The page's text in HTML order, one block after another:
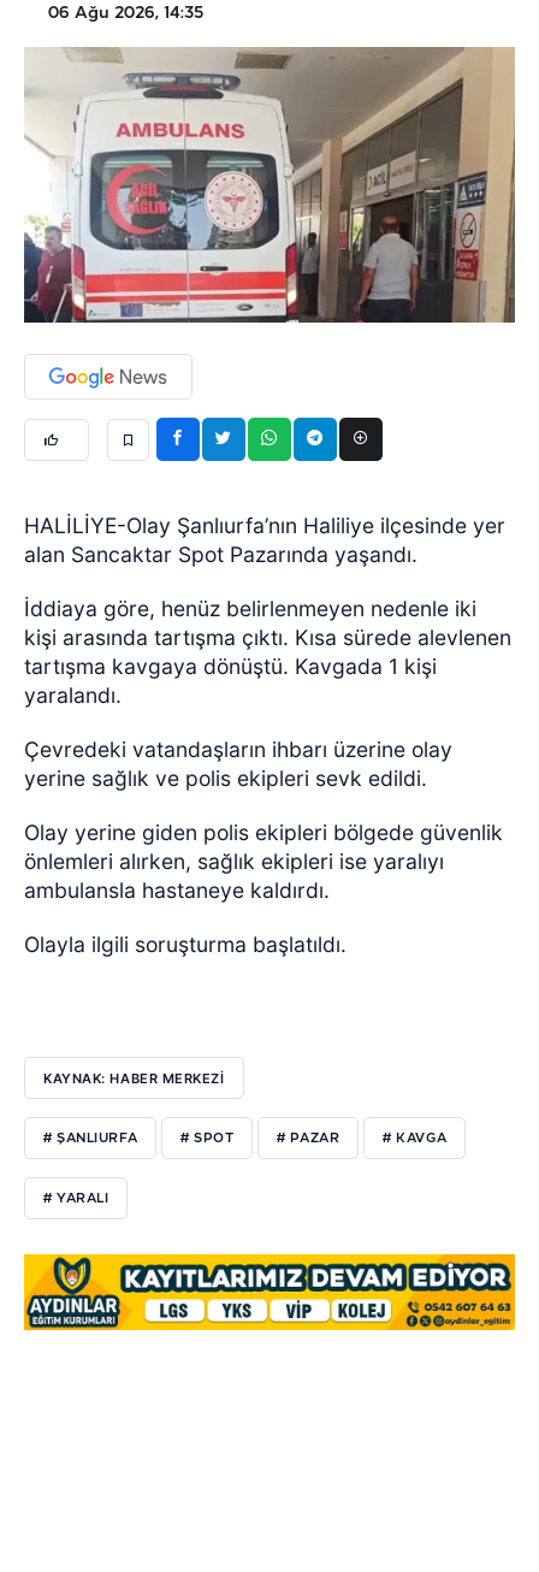
06 Ağu 2026, 14:35
HALİLİYE-Olay Şanlıurfa’nın Haliliye ilçesinde yer
alan Sancaktar Spot Pazarında yaşandı.
İddiaya göre, henüz belirlenmeyen nedenle iki
kişi arasında tartışma çıktı. Kısa sürede alevlenen
tartışma kavgaya dönüştü. Kavgada 1 kişi
yaralandı.
Çevredeki vatandaşların ihbarı üzerine olay
yerine sağlık ve polis ekipleri sevk edildi.
Olay yerine giden polis ekipleri bölgede güvenlik
önlemleri alırken, sağlık ekipleri ise yaralıyı
ambulansla hastaneye kaldırdı.
Olayla ilgili soruşturma başlatıldı.
KAYNAK: HABER MERKEZİ
# ŞANLIURFA # SPOT # PAZAR # KAVGA
# YARALI